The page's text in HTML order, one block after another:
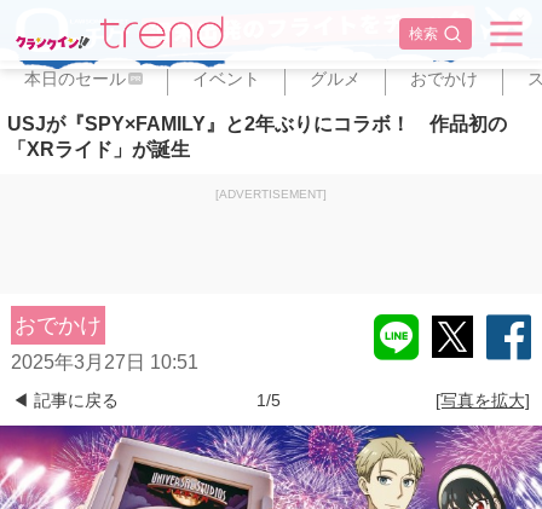
検索
✕
本日のセール PR イベント グルメ おでかけ
USJが『SPY×FAMILY』と2年ぶりにコラボ！ 作品初の
「XRライド」が誕生
[ADVERTISEMENT]
おでかけ
2025年3月27日 10:51
◀ 記事に戻る 1/5 [写真を拡大]